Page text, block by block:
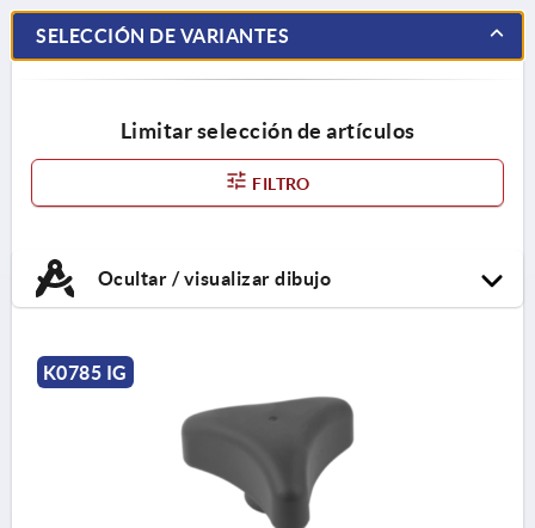
SELECCIÓN DE VARIANTES
Limitar selección de artículos
FILTRO
Ocultar / visualizar dibujo
K0785 IG